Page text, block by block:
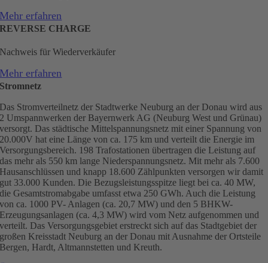
Mehr erfahren
REVERSE CHARGE
Nachweis für Wiederverkäufer
Mehr erfahren
Stromnetz
Das Stromverteilnetz der Stadtwerke Neuburg an der Donau wird aus
2 Umspannwerken der Bayernwerk AG (Neuburg West und Grünau)
versorgt. Das städtische Mittelspannungsnetz mit einer Spannung von
20.000V hat eine Länge von ca. 175 km und verteilt die Energie im
Versorgungsbereich. 198 Trafostationen übertragen die Leistung auf
das mehr als 550 km lange Niederspannungsnetz. Mit mehr als 7.600
Hausanschlüssen und knapp 18.600 Zählpunkten versorgen wir damit
gut 33.000 Kunden. Die Bezugsleistungsspitze liegt bei ca. 40 MW,
die Gesamtstromabgabe umfasst etwa 250 GWh. Auch die Leistung
von ca. 1000 PV- Anlagen (ca. 20,7 MW) und den 5 BHKW-
Erzeugungsanlagen (ca. 4,3 MW) wird vom Netz aufgenommen und
verteilt. Das Versorgungsgebiet erstreckt sich auf das Stadtgebiet der
großen Kreisstadt Neuburg an der Donau mit Ausnahme der Ortsteile
Bergen, Hardt, Altmannstetten und Kreuth.